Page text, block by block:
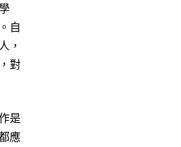
自
，
對
是
應